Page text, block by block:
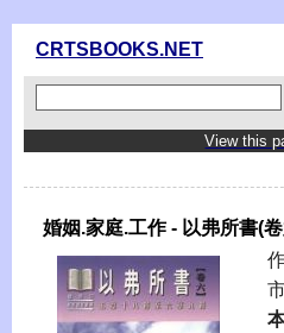
CRTSBOOKS.NET
View this
婚姻.家庭.工作 - 以弗所書(